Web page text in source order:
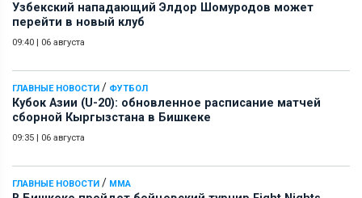
Узбекский нападающий Элдор Шомуродов может
перейти в новый клуб
09:40 06 августа
ГЛАВНЫЕ НОВОСТИ / ФУТБОЛ
Кубок Азии (U-20): обновленное расписание матчей
сборной Кыргызстана в Бишкеке
09:35 06 августа
ГЛАВНЫЕ НОВОСТИ / ММА